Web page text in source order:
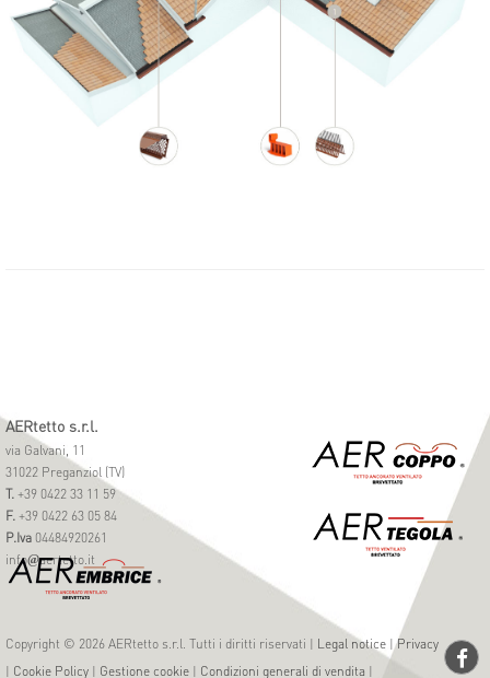
(1) AT_ griglia partenza parapasseri
BT_ AERcolmo® di ventilazione
AERtetto s.r.l.
via Galvani, 11
31022 Preganziol (TV)
T. +39 0422 33 11 59
F. +39 0422 63 05 84
P.Iva 04484920261
info@aertetto.it
Copyright © 2026 AERtetto s.r.l. Tutti i diritti riservati | Legal notice |Privacy
| Cookie Policy | Gestione cookie | Condizioni generali di vendita |